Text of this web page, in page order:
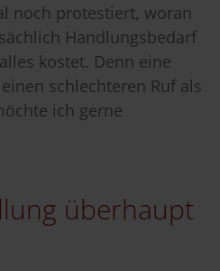
noch protestiert, woran
Handlungsbedarf
kostet. Denn eine
schlechteren Ruf als
ich gerne
überhaupt